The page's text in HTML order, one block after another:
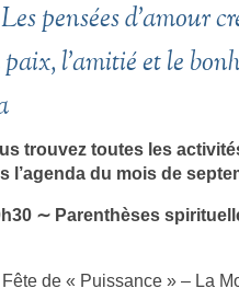
pensées d’amour
l’amitié et le
trouvez toutes les
l’agenda du mois de
∼ Parenthèses
de « Puissance » – La